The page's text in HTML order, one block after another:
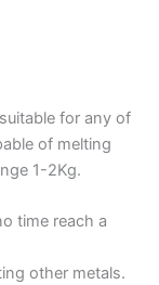
for any of
of melting
1-2Kg.
time reach a
other metals.